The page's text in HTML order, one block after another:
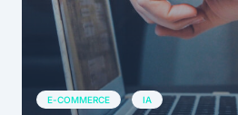
E-COMMERCE IA